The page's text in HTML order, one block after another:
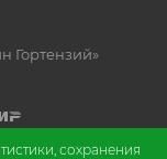
Гортензий»
сохранения